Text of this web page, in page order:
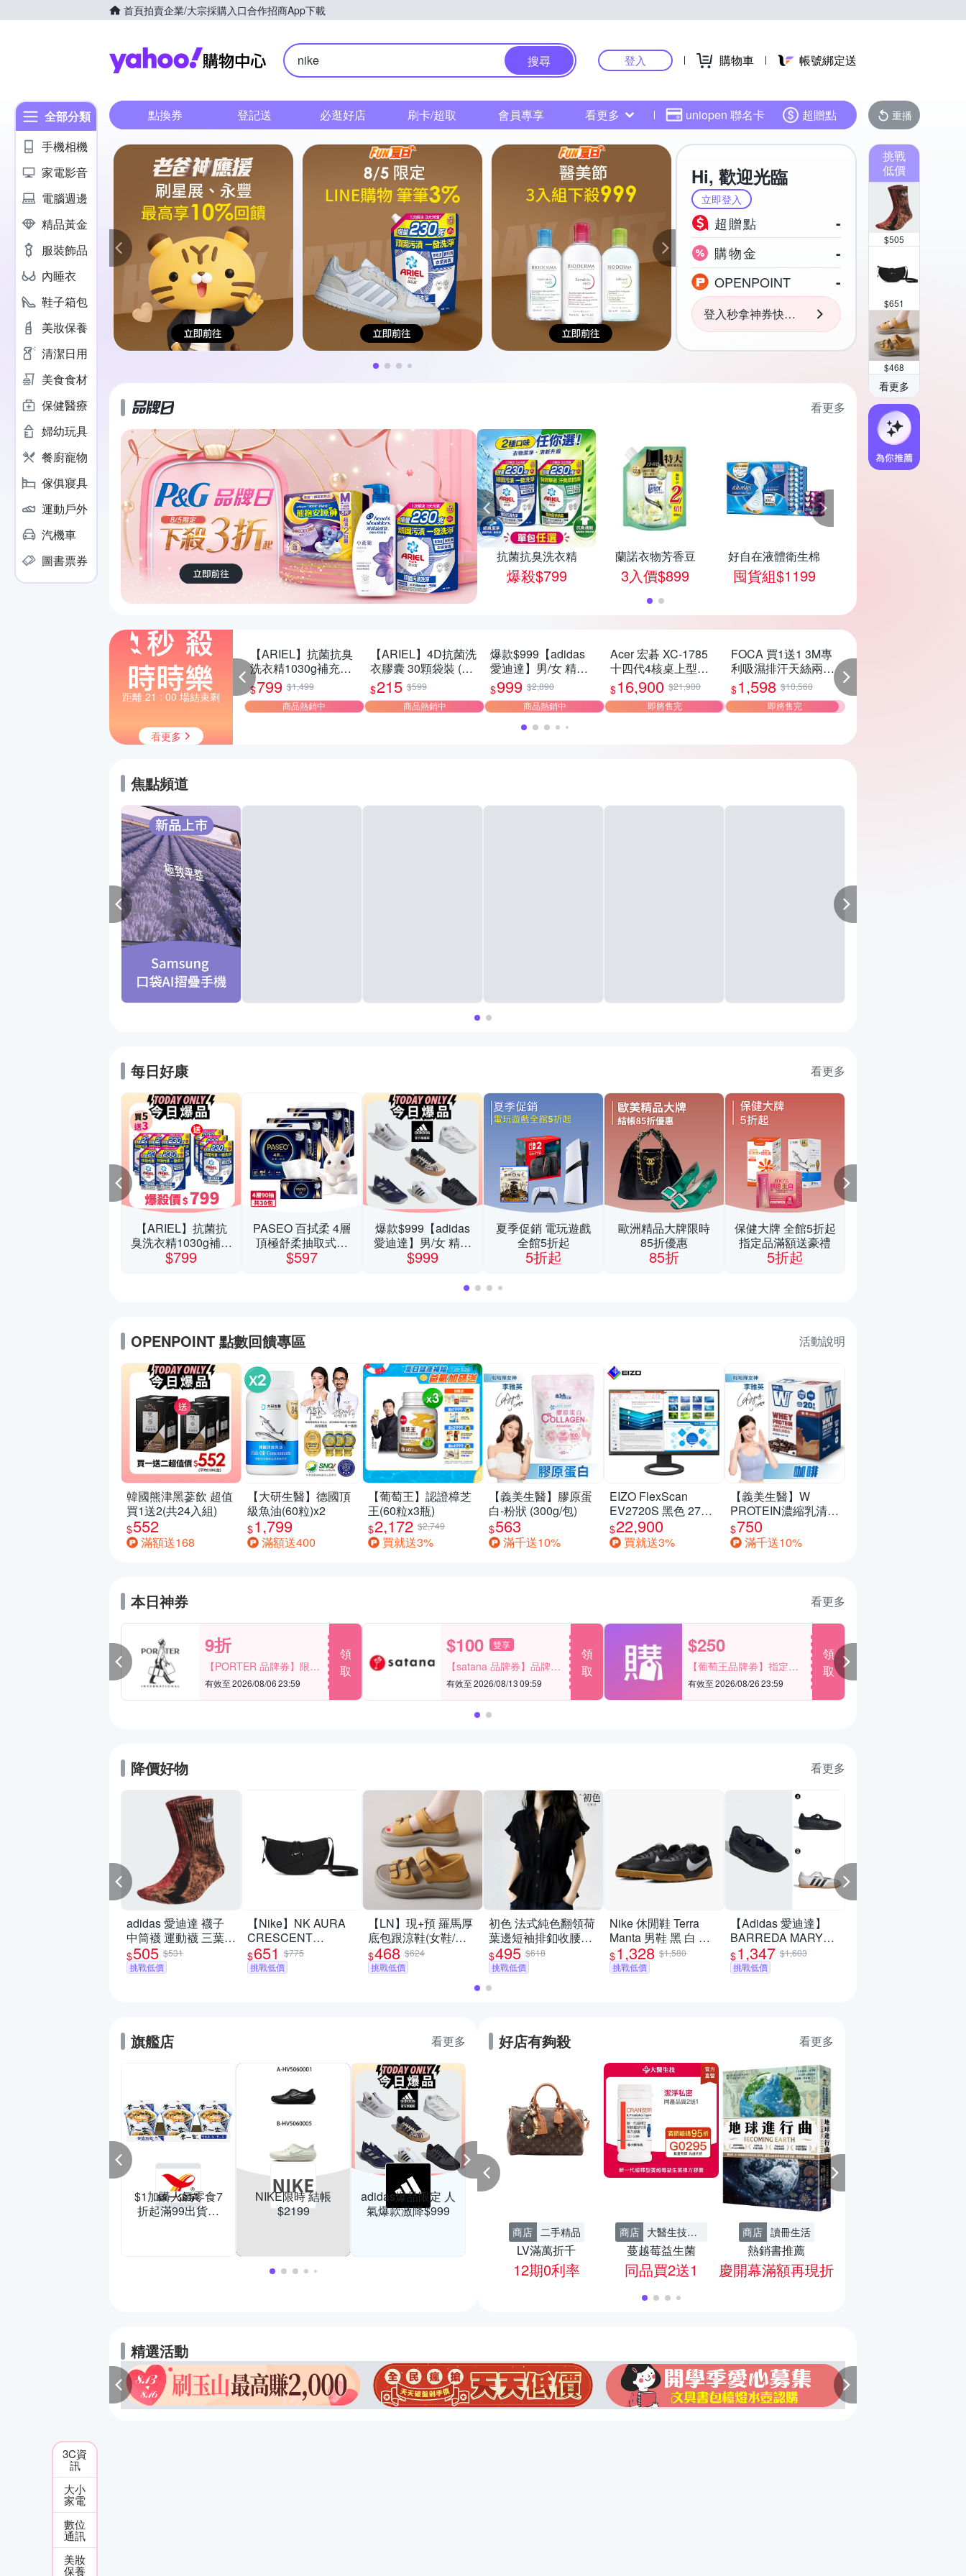
首頁拍賣企業/大宗採購入口合作招商App下載
Yahoo購物中心
nike 搜尋 登入 購物車 帳號綁定送
挑戰
低價
$505
$651
$468
看更多
全部分類
手機相機
家電影音
電腦週邊
精品黃金
服裝飾品
內睡衣
鞋子箱包
美妝保養
清潔日用
美食食材
保健醫療
婦幼玩具
餐廚寵物
傢俱寢具
運動戶外
汽機車
圖書票券
點換券 登記送 必逛好店 刷卡/超取 會員專享 看更多 uniopen 聯名卡 超贈點 重播
Hi, 歡迎光臨
立即登入
超贈點 -
購物金 -
OPENPOINT -
登入秒拿神券快用起來
看更多
抗菌抗臭洗衣精
爆殺$799
蘭諾衣物芳香豆
3入價$899
好自在液體衛生棉
囤貨組$1199
好自在晚安無痕褲
任選價$549
幫寶適拉拉褲/箱
登記抽500點
海倫仙度絲洗髮露
3入$595
距離 21 : 00 場結束剩
看更多
【ARIEL】抗菌抗臭
洗衣精1030g補充包
X8 (抗菌去漬/室內晾
曬) 兩款任選
$799 $1,499
商品熱銷中
【ARIEL】4D抗菌洗
衣膠囊 30顆袋裝 (抗
菌去漬/室內晾衣/自
然微香)
$215 $599
商品熱銷中
爆款$999【adidas
愛迪達】男/女 精選
運動鞋休閒鞋 任選均
一價
$999 $2,890
商品熱銷中
Acer 宏碁 XC-1785
十四代4核桌上型電
腦(i3-
14100/8G/512GB
SSD/Win11)
$16,900 $21,900
即將售完
FOCA 買1送1 3M專
利吸濕排汗天絲兩用
被床包組(單/雙/加 均
一價)
$1,598 $10,560
即將售完
Acer 宏碁 XC-1785
十四代4核桌上型電
腦(i3-
14100/8G/512GB
16,900 $21,900
焦點頻道
每日好康 看更多
【ARIEL】抗菌抗
臭洗衣精1030g補充
包 X8 (抗菌去漬/室
$799
PASEO 百拭柔 4層
頂極舒柔抽取式衛
生紙90抽10包/串 超
$597
爆款$999【adidas
愛迪達】男/女 精選
運動鞋休閒鞋 任選
$999
夏季促銷 電玩遊戲
全館5折起
5折起
歐洲精品大牌限時
85折優惠
85折
保健大牌 全館5折起
指定品滿額送豪禮
5折起
OPENPOINT 點數回饋專區 活動說明
韓國熊津黑蔘飲 超值
買1送2(共24入組)
$552
滿額送168
【大研生醫】德國頂
級魚油(60粒)x2
$1,799
滿額送400
【葡萄王】認證樟芝
王(60粒x3瓶)
$2,172 $2,749
買就送3%
【義美生醫】膠原蛋
白-粉狀 (300g/包)
$563
滿千送10%
EIZO FlexScan
EV2720S 黑色 27型/
低藍光低閃頻護眼/薄
邊框
$22,900
買就送3%
【義美生醫】W
PROTEIN濃縮乳清蛋
白飲-咖啡 (35g*10包/
盒)
$750
滿千送10%
本日神券 看更多
9折
【PORTER 品牌券】限時
2天 滿2000享9折
有效至 2026/08/06 23:59
領
取
$100 雙享
【satana 品牌券】品牌週
一件折$100
有效至 2026/08/13 09:59
領
取
$250
【葡萄王品牌劵】指定單
品滿2999享折250
有效至 2026/08/26 23:59
領
取
降價好物 看更多
adidas 愛迪達 襪子
中筒襪 運動襪 三葉草
TIE DYE CREW 咖紅
IJ6672
$505 $531
挑戰低價
【Nike】NK AURA
CRESCENT
CROSSBODY 斜背
包 男女 A-
$651 $775
挑戰低價
【LN】現+預 羅馬厚
底包跟涼鞋(女鞋/軟
底/透氣)
$468 $624
挑戰低價
初色 法式純色翻領荷
葉邊短袖排釦收腰襯
衫上衣-黑
色-50612(M-2XL可
$495 $618
挑戰低價
Nike 休閒鞋 Terra
Manta 男鞋 黑 白 膠
底 復古 HQ4502-003
$1,328 $1,580
挑戰低價
【Adidas 愛迪達】
BARREDA MARY
JANE 休閒鞋 運動鞋
女 A-HP3519 B-
$1,347 $1,603
挑戰低價
旗艦店 看更多
$1加購人氣零食7
折起滿99出貨滿
NIKE限時 結帳
$2199
adidas爆品限定 人
氣爆款激降$999
NB官方旗艦 品類
日限定4折起最高
再折500
PUMA 新品任2件
再享8折
SKECHERS魅力
夏殺7折起 滿額最
高再89折
好店有夠殺 看更多
商店 二手精品
LV滿萬折千
12期0利率
商店 大醫生技旗艦
蔓越莓益生菌
同品買2送1
商店 讀冊生活
熱銷書推薦
慶開幕滿額再現折
商店 潤之泉
冰釀烏梅汁
商店 愛買線上購物
中元拜拜輕鬆買
商店 杏一醫療用品
昇橋新越莓兮錠
精選活動
3C資
訊
大小
家電
數位
通訊
美妝
保養